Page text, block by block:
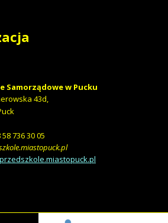
Samorządowe w Pucku
43d,
58 736 30 05